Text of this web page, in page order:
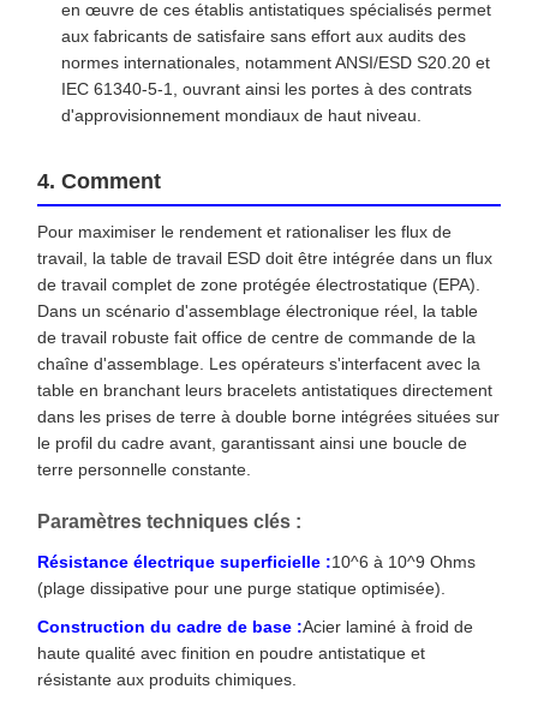
en œuvre de ces établis antistatiques spécialisés permet
aux fabricants de satisfaire sans effort aux audits des
normes internationales, notamment ANSI/ESD S20.20 et
IEC 61340-5-1, ouvrant ainsi les portes à des contrats
d'approvisionnement mondiaux de haut niveau.
4. Comment
Pour maximiser le rendement et rationaliser les flux de
travail, la table de travail ESD doit être intégrée dans un flux
de travail complet de zone protégée électrostatique (EPA).
Dans un scénario d'assemblage électronique réel, la table
de travail robuste fait office de centre de commande de la
chaîne d'assemblage. Les opérateurs s'interfacent avec la
table en branchant leurs bracelets antistatiques directement
dans les prises de terre à double borne intégrées situées sur
le profil du cadre avant, garantissant ainsi une boucle de
terre personnelle constante.
Paramètres techniques clés :
Résistance électrique superficielle :10^6 à 10^9 Ohms
(plage dissipative pour une purge statique optimisée).
Construction du cadre de base :Acier laminé à froid de
haute qualité avec finition en poudre antistatique et
résistante aux produits chimiques.